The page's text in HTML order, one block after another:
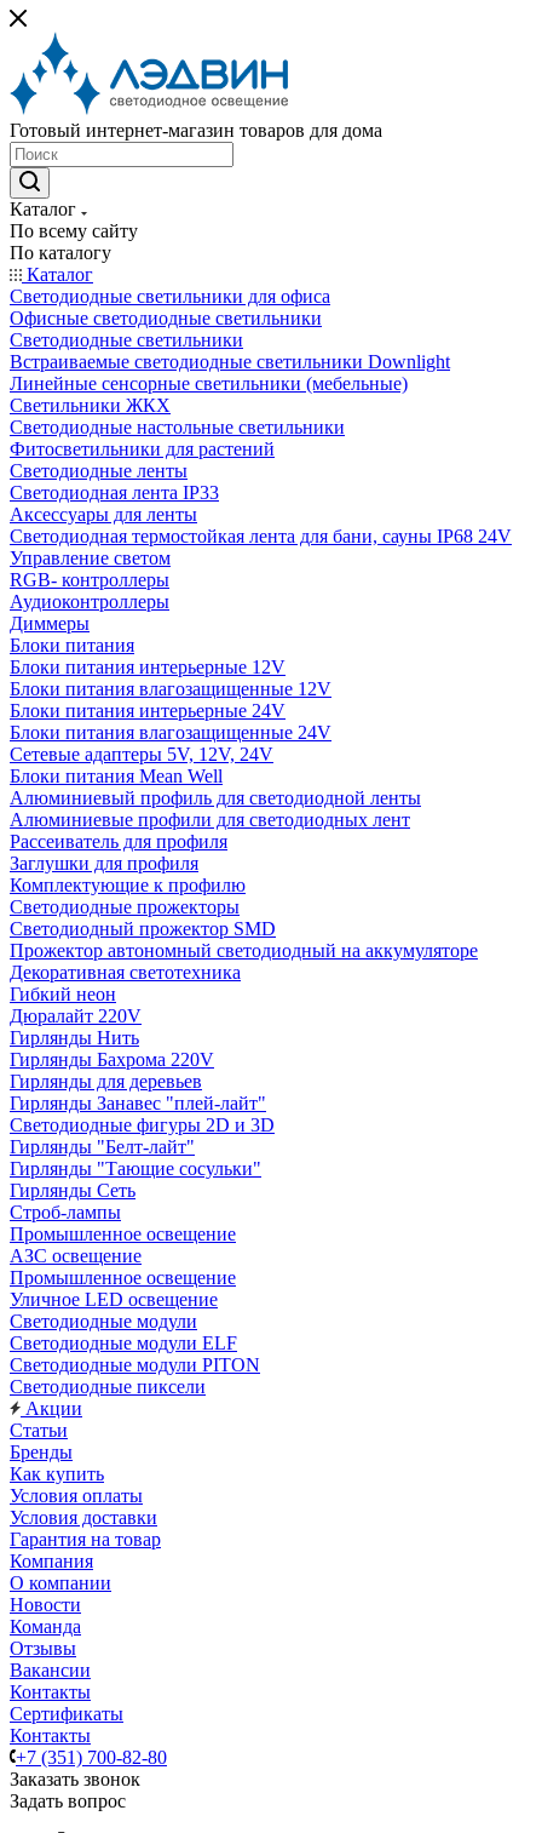
Готовый интернет-магазин товаров для дома
Каталог
По всему сайту
По каталогу
Каталог
Светодиодные светильники для офиса
Офисные светодиодные светильники
Светодиодные светильники
Встраиваемые светодиодные светильники Downlight
Линейные сенсорные светильники (мебельные)
Светильники ЖКХ
Светодиодные настольные светильники
Фитосветильники для растений
Светодиодные ленты
Светодиодная лента IP33
Аксессуары для ленты
Светодиодная термостойкая лента для бани, сауны IP68 24V
Управление светом
RGB- контроллеры
Аудиоконтроллеры
Диммеры
Блоки питания
Блоки питания интерьерные 12V
Блоки питания влагозащищенные 12V
Блоки питания интерьерные 24V
Блоки питания влагозащищенные 24V
Сетевые адаптеры 5V, 12V, 24V
Блоки питания Mean Well
Алюминиевый профиль для светодиодной ленты
Алюминиевые профили для светодиодных лент
Рассеиватель для профиля
Заглушки для профиля
Комплектующие к профилю
Светодиодные прожекторы
Светодиодный прожектор SMD
Прожектор автономный светодиодный на аккумуляторе
Декоративная светотехника
Гибкий неон
Дюралайт 220V
Гирлянды Нить
Гирлянды Бахрома 220V
Гирлянды для деревьев
Гирлянды Занавес "плей-лайт"
Светодиодные фигуры 2D и 3D
Гирлянды "Белт-лайт"
Гирлянды "Тающие сосульки"
Гирлянды Сеть
Строб-лампы
Промышленное освещение
АЗС освещение
Промышленное освещение
Уличное LED освещение
Светодиодные модули
Светодиодные модули ELF
Светодиодные модули PITON
Светодиодные пиксели
Акции
Статьи
Бренды
Как купить
Условия оплаты
Условия доставки
Гарантия на товар
Компания
О компании
Новости
Команда
Отзывы
Вакансии
Контакты
Сертификаты
Контакты
+7 (351) 700-82-80
Заказать звонок
Задать вопрос